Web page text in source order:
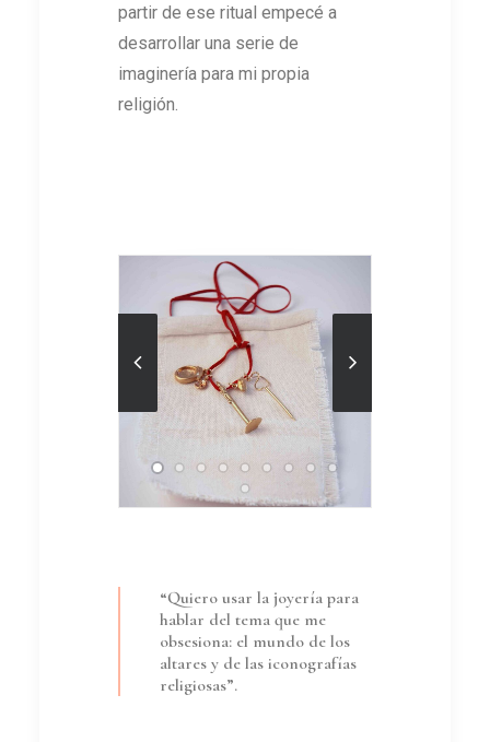
partir de ese ritual empecé a
desarrollar una serie de
imaginería para mi propia
religión.
“Quiero usar la joyería para
hablar del tema que me
obsesiona: el mundo de los
altares y de las iconografías
religiosas”.